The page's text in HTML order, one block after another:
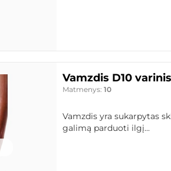
Vamzdis D10
Matmenys: 10
Vamzdis yra sukarpytas
galimą parduoti ilgį...